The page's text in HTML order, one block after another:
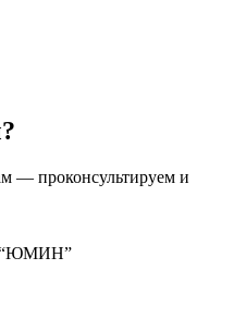
— проконсультируем и
“ЮМИН”